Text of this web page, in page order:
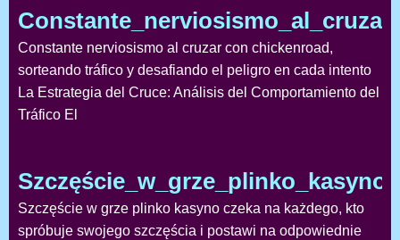
Constante nerviosismo al cruzar con chickenroad,
sorteando tráfico y desafiando el peligro en cada intento
La Estrategia del Cruce: Análisis del Comportamiento del
Tráfico El
Szczęście w grze plinko kasyno czeka na każdego, kto
spróbuje swojego szczęścia i postawi na odpowiednie